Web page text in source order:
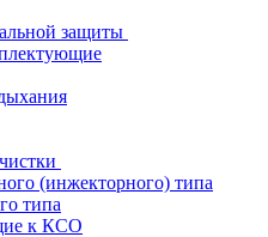
защиты
(инжекторного) типа
типа
к КСО